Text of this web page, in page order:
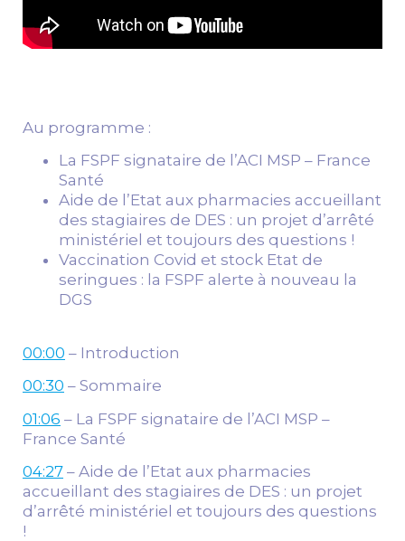
Au programme :
La FSPF signataire de l’ACI MSP – France
Santé
Aide de l’Etat aux pharmacies accueillant
des stagiaires de DES : un projet d’arrêté
ministériel et toujours des questions !
Vaccination Covid et stock Etat de
seringues : la FSPF alerte à nouveau la
DGS
00:00 – Introduction
00:30 – Sommaire
01:06 – La FSPF signataire de l’ACI MSP –
France Santé
04:27 – Aide de l’Etat aux pharmacies
accueillant des stagiaires de DES : un projet
d’arrêté ministériel et toujours des questions
!